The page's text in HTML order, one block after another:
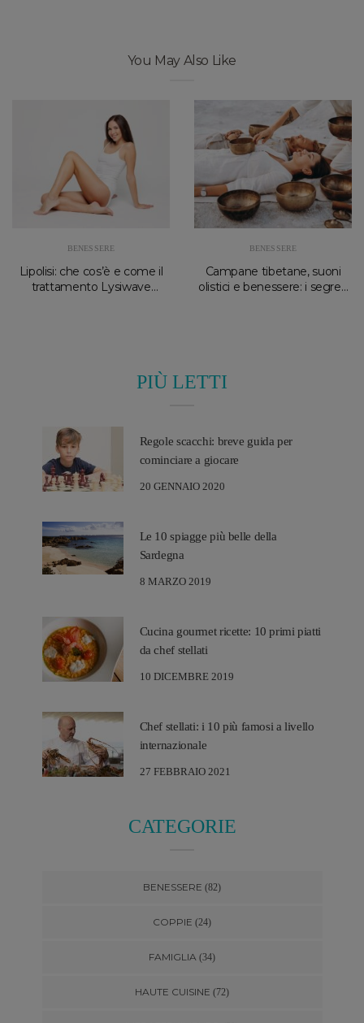
You May Also Like
BENESSERE
Lipolisi: che cos’è e come il
trattamento Lysiwave
BENESSERE
Campane tibetane, suoni
olistici e benessere: i segreti
PIÙ LETTI
Regole scacchi: breve guida per
cominciare a giocare
20 GENNAIO 2020
Le 10 spiagge più belle della
Sardegna
8 MARZO 2019
Cucina gourmet ricette: 10 primi piatti
da chef stellati
10 DICEMBRE 2019
Chef stellati: i 10 più famosi a livello
internazionale
27 FEBBRAIO 2021
CATEGORIE
BENESSERE (82)
COPPIE (24)
FAMIGLIA (34)
HAUTE CUISINE (72)